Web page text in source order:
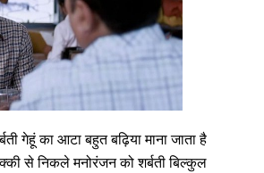
गेहूं का आटा बहुत बढ़िया माना जाता है
से निकले मनोरंजन को शर्बती बिल्कुल